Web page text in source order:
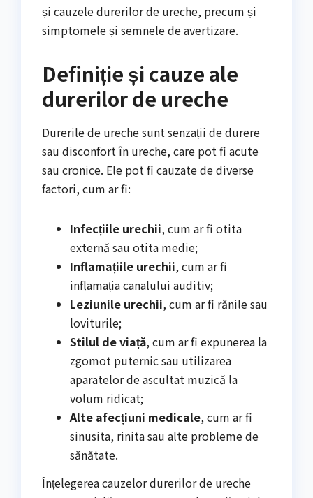
și cauzele durerilor de ureche, precum și
simptomele și semnele de avertizare.
Definiție și cauze ale
durerilor de ureche
Durerile de ureche sunt senzații de durere
sau disconfort în ureche, care pot fi acute
sau cronice. Ele pot fi cauzate de diverse
factori, cum ar fi:
Infecțiile urechii, cum ar fi otita
externă sau otita medie;
Inflamațiile urechii, cum ar fi
inflamația canalului auditiv;
Leziunile urechii, cum ar fi rănile sau
loviturile;
Stilul de viață, cum ar fi expunerea la
zgomot puternic sau utilizarea
aparatelor de ascultat muzică la
volum ridicat;
Alte afecțiuni medicale, cum ar fi
sinusita, rinita sau alte probleme de
sănătate.
Înțelegerea cauzelor durerilor de ureche